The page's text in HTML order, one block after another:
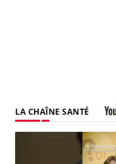
LA CHAÎNE SANTÉ